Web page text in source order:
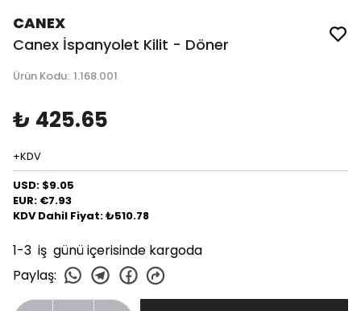
CANEX
Canex İspanyolet Kilit - Döner
Ürün Kodu: 1.168.001
₺ 425.65
+KDV
USD: $9.05
EUR: €7.93
KDV Dahil Fiyat: ₺510.78
1-3 iş günü içerisinde kargoda
Paylaş: